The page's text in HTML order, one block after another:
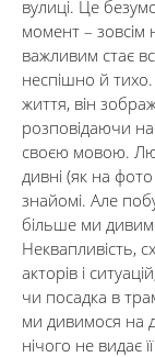
вулиці. Це
момент – зовсім
важливим стає
неспішно й
життя, він
розповідаючи
своєю мовою.
дивні (як на
знайомі. Але
більше ми
Неквапливість,
акторів і
чи посадка в
ми дивимося на
нічого не видає